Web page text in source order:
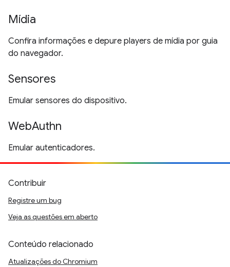
Mídia
Confira informações e depure players de mídia por guia
do navegador.
Sensores
Emular sensores do dispositivo.
WebAuthn
Emular autenticadores.
Contribuir
Registre um bug
Veja as questões em aberto
Conteúdo relacionado
Atualizações do Chromium